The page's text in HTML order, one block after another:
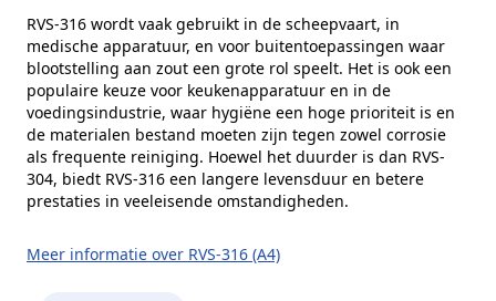
Merk
RVS Products
RVS-316 wordt vaak gebruikt in de scheepvaart, in
medische apparatuur, en voor buitentoepassingen waar
blootstelling aan zout een grote rol speelt. Het is ook een
populaire keuze voor keukenapparatuur en in de
voedingsindustrie, waar hygiëne een hoge prioriteit is en
de materialen bestand moeten zijn tegen zowel corrosie
als frequente reiniging. Hoewel het duurder is dan RVS-
304, biedt RVS-316 een langere levensduur en betere
prestaties in veeleisende omstandigheden.
Meer informatie over RVS-316 (A4)